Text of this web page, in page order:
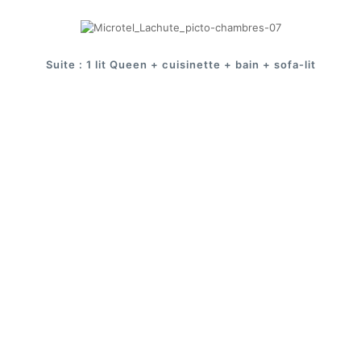
Suite : 1 lit Queen + cuisinette + bain + sofa-lit